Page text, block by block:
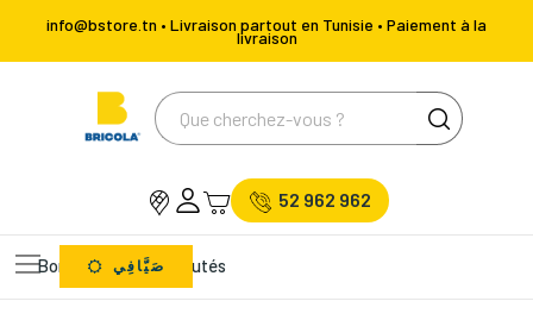
info@bstore.tn • Livraison partout en Tunisie • Paiement à la
livraison
52 962 962
Bons Plans Nouveautés
صَيَّافِي